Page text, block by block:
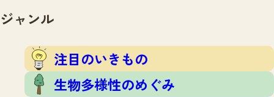
保全アクション
調査結果
ふくおかいきものマップ
マッチング
マッチングTOP
掲載申し込みフォーム
お問合せ
ジャンル
注目のいきもの
生物多様性のめぐみ